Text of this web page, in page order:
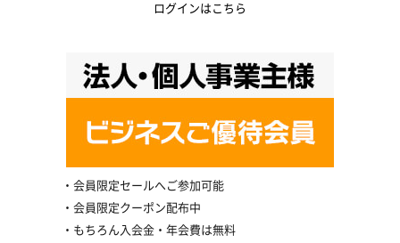
ログインはこちら
会員限定セールへご参加可能
会員限定クーポン配布中
もちろん入会金・年会費は無料